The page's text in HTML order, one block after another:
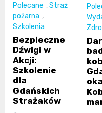
Polecane ,Straż
pożarna ,
Szkolenia
Bezpieczne
Dźwigi w
Akcji:
Szkolenie
dla
Gdańskich
Strażaków